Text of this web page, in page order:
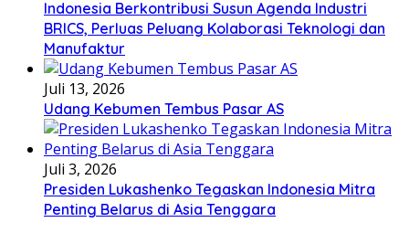
Indonesia Berkontribusi Susun Agenda Industri
BRICS, Perluas Peluang Kolaborasi Teknologi dan
Manufaktur
Juli 13, 2026
Udang Kebumen Tembus Pasar AS
Juli 3, 2026
Presiden Lukashenko Tegaskan Indonesia Mitra
Penting Belarus di Asia Tenggara